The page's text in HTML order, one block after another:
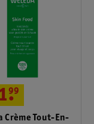
Crème Tout-En-
.
99